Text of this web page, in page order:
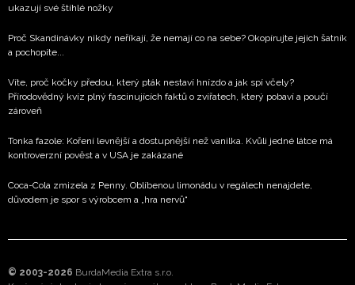
ukazují své štíhlé nožky
Proč Skandinávky nikdy neříkají, že nemají co na sebe? Okopírujte jejich šatník
a pochopíte...
Víte, proč kočky předou, který pták nestaví hnízdo a jak spí včely?
Přírodovědný kvíz plný fascinujících faktů o zvířatech, který pobaví a poučí
zároveň
Tonka fazole: Koření levnější a dostupnější než vanilka. Kvůli jedné látce má
kontroverzní pověst a v USA je zakázané
Coca-Cola zmizela z Penny. Oblíbenou limonádu v regálech nenajdete,
důvodem je spor s výrobcem a „hra nervů“
© 2003-2026 BurdaMedia Extra s.r.o.